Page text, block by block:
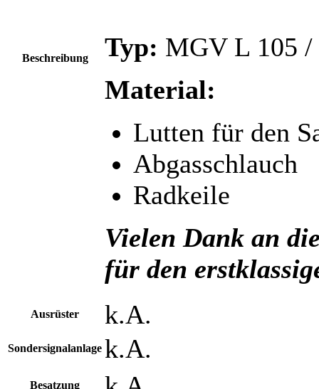
Beschreibung Typ: MGV L 105
Material:
Lutten für den
Abgasschlauch
Radkeile
Vielen Dank an
für den
Ausrüster k.A.
Sondersignalanlage k.A.
Besatzung